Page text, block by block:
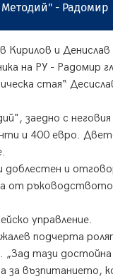
- Радомир
Кирилов и
на РУ - Радомир
стая“
заедно с
и 400 евро.
и
от
управление.
подчерта
тази
възпитанието,